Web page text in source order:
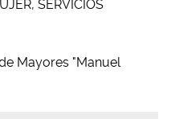
SERVICIOS
Mayores "Manuel